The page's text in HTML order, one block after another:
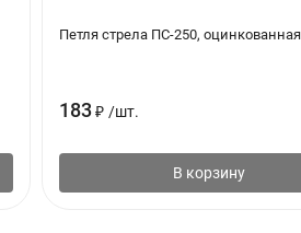
Петля стрела ПС-250, оцинкованная
183 ₽ /шт.
В корзину